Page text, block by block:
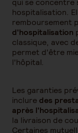
qui se concentre
hospitalisation.
remboursement
d'hospitalisation
classique, avec
permet d'être
l'hôpital.
Les garanties
inclure des
après
la livraison de
Certaines